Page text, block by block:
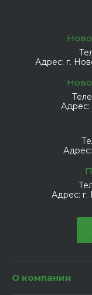
Адрес: г.
Адрес:
Адрес:
Адрес:
О компании